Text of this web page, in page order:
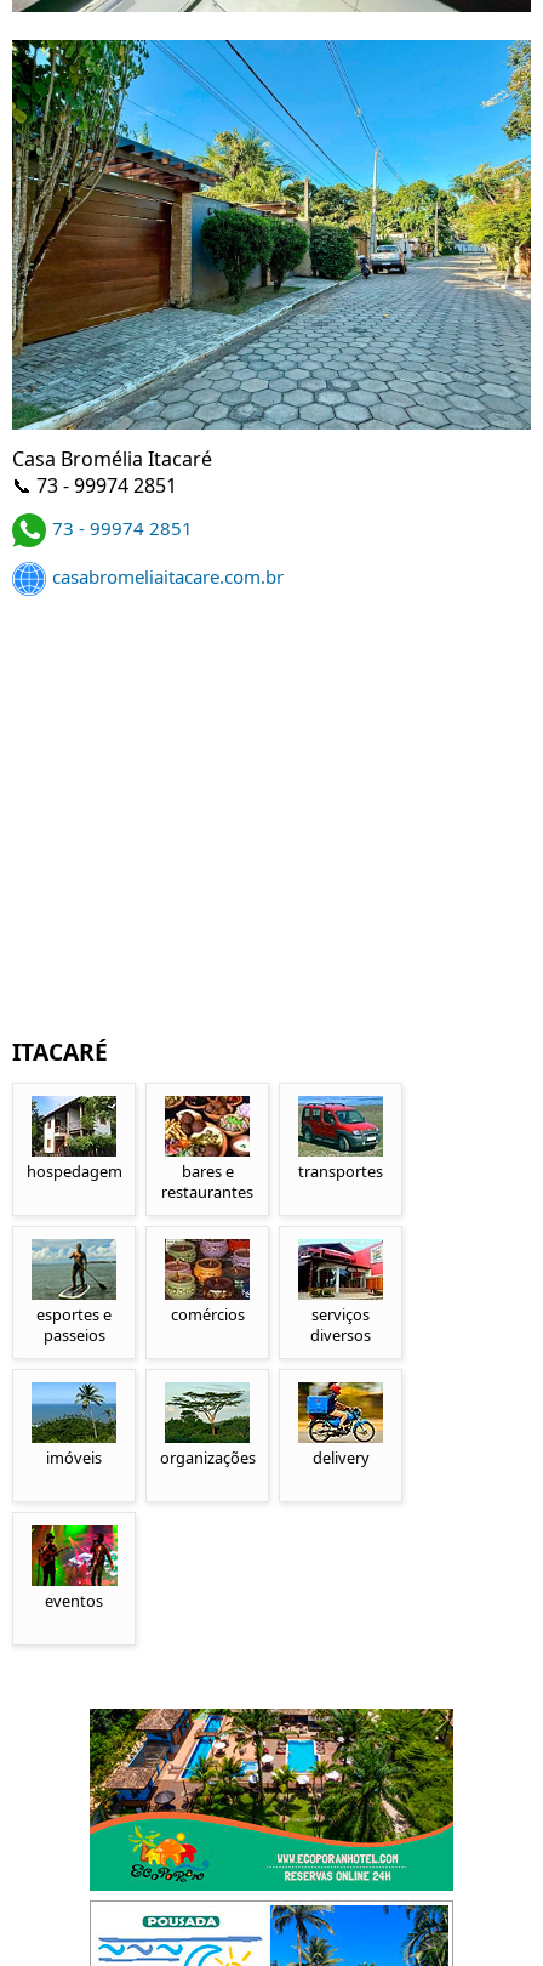
Casa Bromélia Itacaré
📞 73 - 99974 2851
73 - 99974 2851
casabromeliaitacare.com.br
ITACARÉ
hospedagem
bares e
restaurantes
transportes
esportes e
passeios
comércios
serviços
diversos
imóveis organizações delivery
eventos